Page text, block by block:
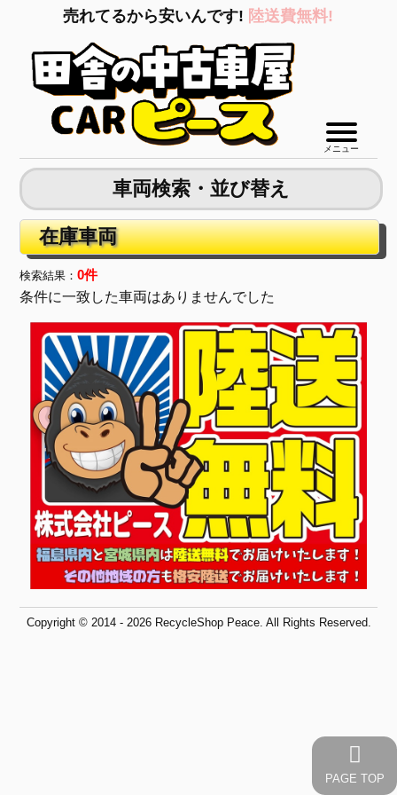
売れてるから安いんです! 陸送費無料!
メニュー
車両検索・並び替え
在庫車両
検索結果：0件
条件に一致した車両はありませんでした
Copyright © 2014 - 2026 RecycleShop Peace. All Rights Reserved.